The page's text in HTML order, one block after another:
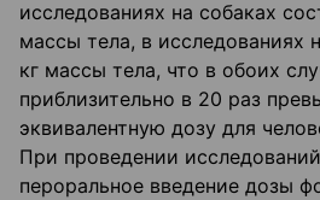
исследованиях на собаках
массы тела, в исследованиях
кг массы тела, что в обоих
приблизительно в 20 раз
эквивалентную дозу для
При проведении
пероральное введение дозы